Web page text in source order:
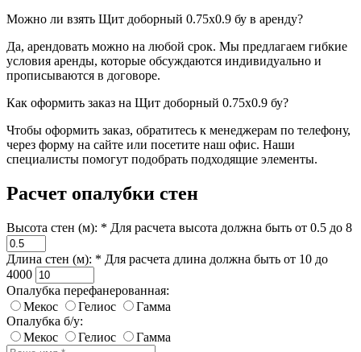
Можно ли взять Щит доборный 0.75x0.9 бу в аренду?
Да, арендовать можно на любой срок. Мы предлагаем гибкие
условия аренды, которые обсуждаются индивидуально и
прописываются в договоре.
Как оформить заказ на Щит доборный 0.75x0.9 бу?
Чтобы оформить заказ, обратитесь к менеджерам по телефону,
через форму на сайте или посетите наш офис. Наши
специалисты помогут подобрать подходящие элементы.
Расчет опалубки стен
Высота стен (м): * Для расчета высота должна быть от 0.5 до 8
Длина стен (м): * Для расчета длина должна быть от 10 до
4000
Опалубка перефанерованная:
Мекос
Гелиос
Гамма
Опалубка б/у:
Мекос
Гелиос Гамма